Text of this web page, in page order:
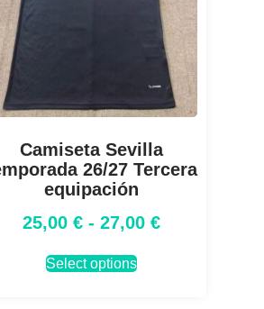
Camiseta Sevilla
26/27 Tercera
equipación
25,00 € - 27,00 €
Select options